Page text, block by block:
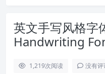
英文手写风格字
Handwriting
1,219次阅读 没有评